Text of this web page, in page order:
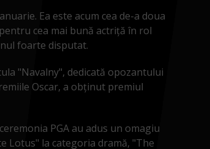
Ea este acum cea de-a doua
cea mai bună actriţă în rol
foarte disputat.
"Navalny", dedicată opozantului
Oscar, a obţinut premiul
PGA au adus un omagiu
Lotus" la categoria dramă, "The